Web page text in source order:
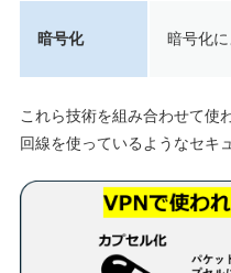
暗号化 暗号化
これら技術を組み合わせて使
回線を使っているようなセキ